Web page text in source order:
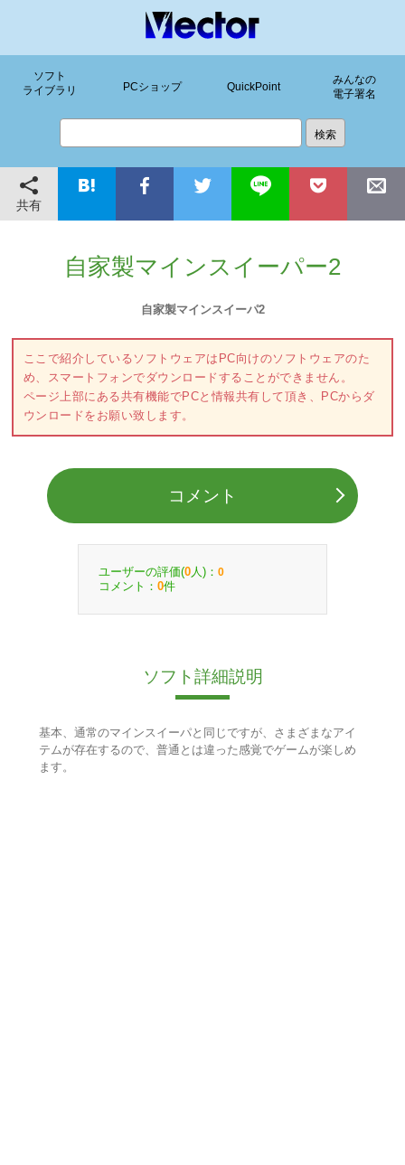
ソフト
ライブラリ
PCショップ QuickPoint
みんなの
電子署名
共有
自家製マインスイーパー2
自家製マインスイーパ2
ここで紹介しているソフトウェアはPC向けのソフトウェアのた
め、スマートフォンでダウンロードすることができません。
ページ上部にある共有機能でPCと情報共有して頂き、PCからダ
ウンロードをお願い致します。
コメント
ユーザーの評価(0 人)： 0
コメント： 0件
ソフト詳細説明
基本、通常のマインスイーパと同じですが、さまざまなアイ
テムが存在するので、普通とは違った感覚でゲームが楽しめ
ます。